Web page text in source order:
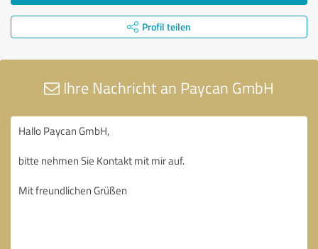
Profil teilen
Ihre Nachricht an Paycan GmbH